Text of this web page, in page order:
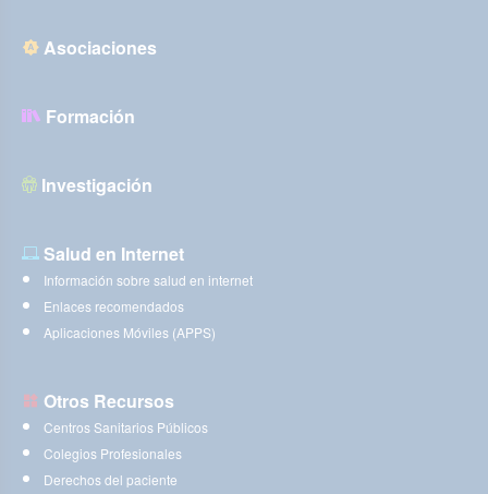
Asociaciones
Formación
Investigación
Salud en Internet
Información sobre salud en internet
Enlaces recomendados
Aplicaciones Móviles (APPS)
Otros Recursos
Centros Sanitarios Públicos
Colegios Profesionales
Derechos del paciente